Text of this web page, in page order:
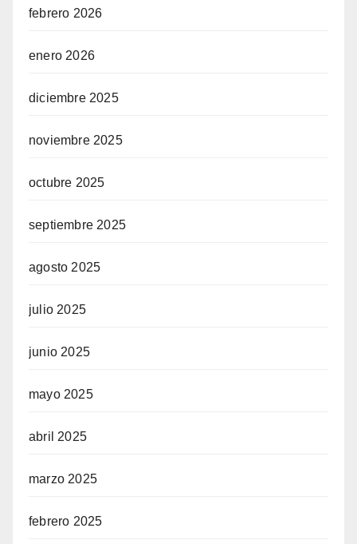
febrero 2026
enero 2026
diciembre 2025
noviembre 2025
octubre 2025
septiembre 2025
agosto 2025
julio 2025
junio 2025
mayo 2025
abril 2025
marzo 2025
febrero 2025